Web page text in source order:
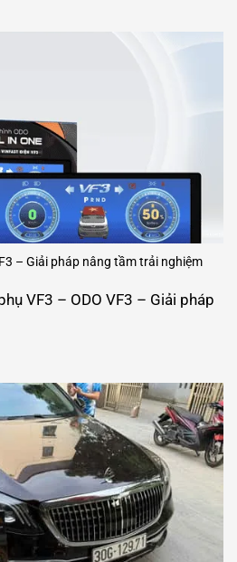
– Giải pháp nâng tầm trải nghiệm
VF3 – ODO VF3 – Giải pháp